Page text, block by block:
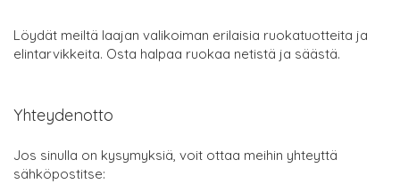
Löydät meiltä laajan valikoiman erilaisia ruokatuotteita ja
elintarvikkeita. Osta halpaa ruokaa netistä ja säästä.
Yhteydenotto
Jos sinulla on kysymyksiä, voit ottaa meihin yhteyttä
sähköpostitse: